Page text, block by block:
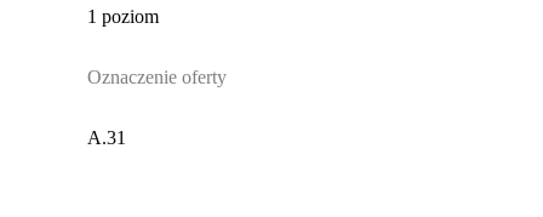
1 poziom
Oznaczenie oferty
A.31